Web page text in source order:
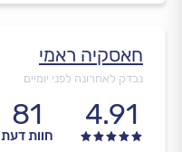
חאסקיה ראמי
נבדק לאחרונה לפני יומיים
4.91
81
חוות דעת